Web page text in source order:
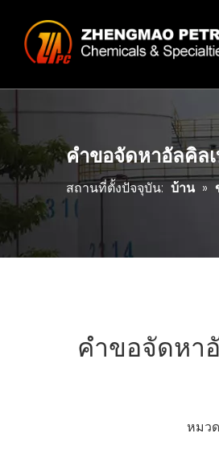
คำขอจัดหาอัลคิล
สถานที่ตั้งปัจจุบัน: บ้าน »
คำขอจัดหา
หมว